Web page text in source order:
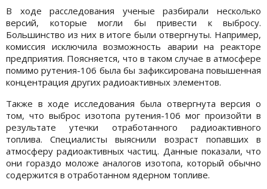
В ходе расследования ученые разбирали несколько
версий, которые могли бы привести к выбросу.
Большинство из них в итоге были отвергнуты. Например,
комиссия исключила возможность аварии на реакторе
предприятия. Поясняется, что в таком случае в атмосфере
помимо рутения-106 была бы зафиксирована повышенная
концентрация других радиоактивных элементов.
Также в ходе исследования была отвергнута версия о
том, что выброс изотопа рутения-106 мог произойти в
результате утечки отработанного радиоактивного
топлива. Специалисты выяснили возраст попавших в
атмосферу радиоактивных частиц. Данные показали, что
они гораздо моложе аналогов изотопа, который обычно
содержится в отработанном ядерном топливе.